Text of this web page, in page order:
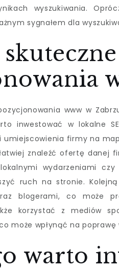
wyszukiwania.
sygnałem dla
www w
inwestować w lokalne
firmy na
znaleźć ofertę danej
wydarzeniami
ruch na stronie.
blogerami, co może
korzystać z mediów
może wpłynąć na poprawę
warto